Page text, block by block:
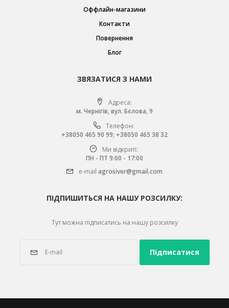
Оффлайн-магазини
Контакти
Повернення
Блог
ЗВЯЗАТИСЯ З НАМИ
Адреса:
м. Чернігів, вул. Бєлова, 9
Телефон:
+38050 465 90 99; +38050 465 38 32
Ми відкриті:
ПН - ПТ 9:00 - 17:00
e-mail agrosiver@gmail.com
ПІДПИШИТЬСЯ НА НАШУ РОЗСИЛКУ:
Тут можна підписатись на нашу розсилку
Підписатися